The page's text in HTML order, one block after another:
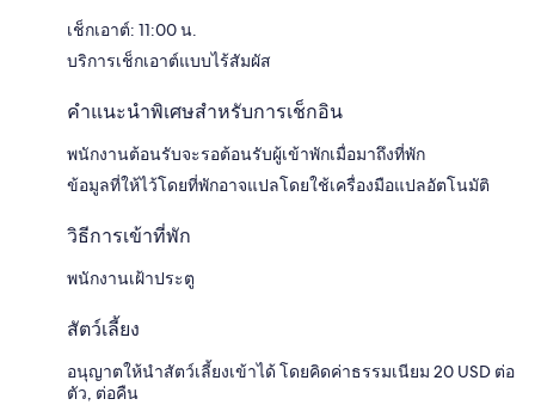
เช็กเอาต์: 11:00 น.
บริการเช็กเอาต์แบบไร้สัมผัส
คำแนะนำพิเศษสำหรับการเช็กอิน
พนักงานต้อนรับจะรอต้อนรับผู้เข้าพักเมื่อมาถึงที่พัก
ข้อมูลที่ให้ไว้โดยที่พักอาจแปลโดยใช้เครื่องมือแปลอัตโนมัติ
วิธีการเข้าที่พัก
พนักงานเฝ้าประตู
สัตว์เลี้ยง
อนุญาตให้นำสัตว์เลี้ยงเข้าได้ โดยคิดค่าธรรมเนียม 20 USD ต่อ
ตัว, ต่อคืน